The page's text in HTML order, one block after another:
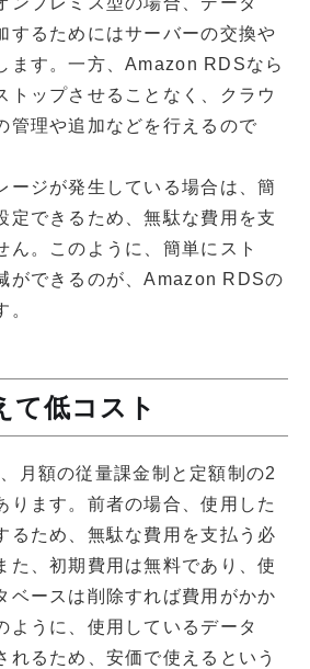
するためにはサーバーの交換や
ます。一方、Amazon RDSなら
トップさせることなく、クラウ
管理や追加などを行えるので
ージが発生している場合は、簡
定できるため、無駄な費用を支
ん。このように、簡単にスト
ができるのが、Amazon RDSの
。
て低コスト
月額の従量課金制と定額制の2
ります。前者の場合、使用した
るため、無駄な費用を支払う必
た、初期費用は無料であり、使
ベースは削除すれば費用がかか
ように、使用しているデータ
れるため、安価で使えるという